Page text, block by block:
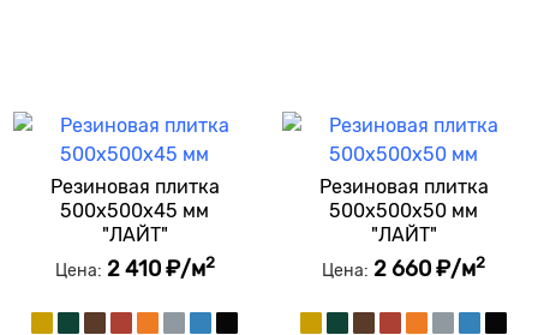
Резиновая плитка
500x500x45 мм
"ЛАЙТ"
Цена: 2 410 ₽/м2
Резиновая плитка
500x500x50 мм
"ЛАЙТ"
Цена: 2 660 ₽/м2